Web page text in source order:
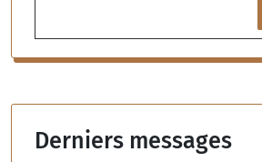
Derniers messages